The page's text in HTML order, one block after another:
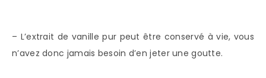
– L’extrait de vanille pur peut être conservé à vie, vous
n’avez donc jamais besoin d’en jeter une goutte.